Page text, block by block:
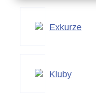
Exkurze
Kluby